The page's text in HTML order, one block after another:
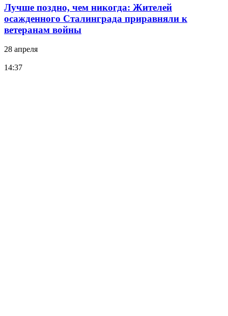
Лучше поздно, чем никогда: Жителей
осажденного Сталинграда приравняли к
ветеранам войны
28 апреля
14:37